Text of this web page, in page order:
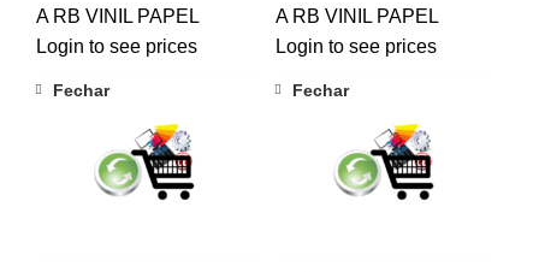
A RB VINIL PAPEL
Login to see prices
A RB VINIL PAPEL
Login to see prices
Fechar Fechar